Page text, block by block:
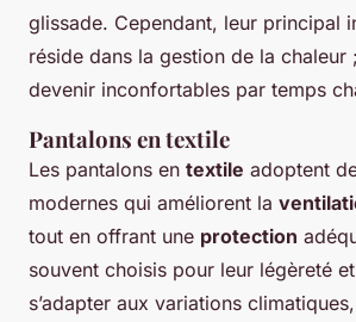
glissade. Cependant, leur principal
réside dans la gestion de la chaleur
devenir inconfortables par temps
Pantalons en textile
Les pantalons en textile adoptent
modernes qui améliorent la
tout en offrant une protection
souvent choisis pour leur légèreté
s’adapter aux variations